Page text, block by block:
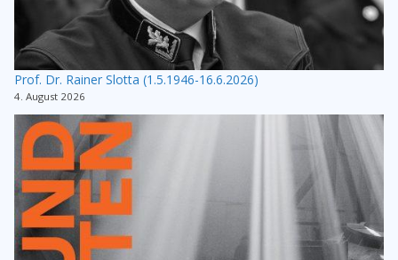
Prof. Dr. Rainer Slotta (1.5.1946-16.6.2026)
4. August 2026